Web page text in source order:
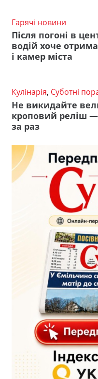
Гарячі новини
Після погоні в
водій хоче
і камер міста
Кулінарія, Суботні
Не викидайте
кроповий реліш —
за раз